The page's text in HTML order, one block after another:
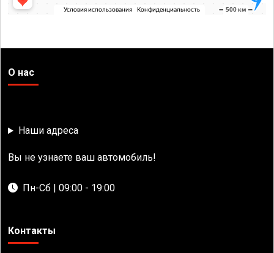
О нас
Наши адреса
Вы не узнаете ваш автомобиль!
Пн-Сб | 09:00 - 19:00
Контакты